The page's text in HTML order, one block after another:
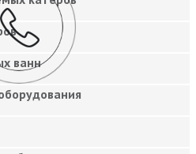
ванн